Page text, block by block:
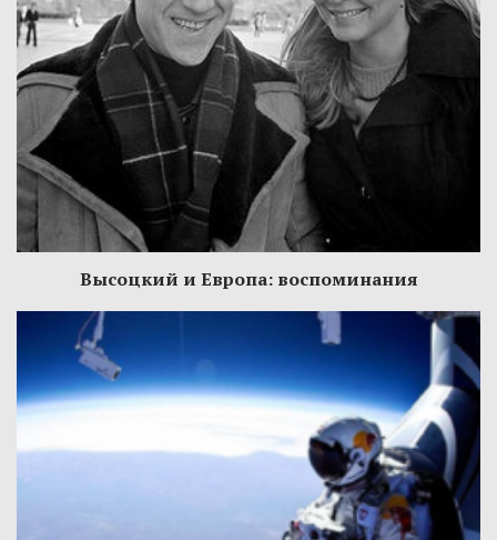
Высоцкий и Европа: воспоминания